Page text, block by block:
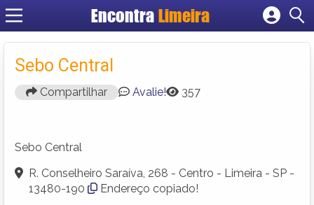
Encontra Limeira
Cadastrar empresa
Sebo Central
Compartilhar Avalie! 357
Sebo Central
R. Conselheiro Saraíva, 268 - Centro - Limeira - SP -
13480-190
Endereço copiado!